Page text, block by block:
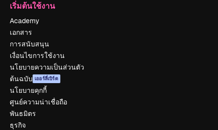
เริ่มต้นใช้งาน
Academy
เอกสาร
การสนับสนุน
เงื่อนไขการใช้งาน
นโยบายความเป็นส่วนตัว
ต้นฉบับ เออร์ลี่เบิร์ด
นโยบายคุกกี้
ศูนย์ความน่าเชื่อถือ
พันธมิตร
ธุรกิจ